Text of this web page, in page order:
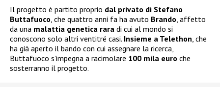
Il progetto è partito proprio dal privato di Stefano
Buttafuoco, che quattro anni fa ha avuto Brando, affetto
da una malattia genetica rara di cui al mondo si
conoscono solo altri ventitré casi. Insieme a Telethon, che
ha già aperto il bando con cui assegnare la ricerca,
Buttafuoco s’impegna a racimolare 100 mila euro che
sosterranno il progetto.